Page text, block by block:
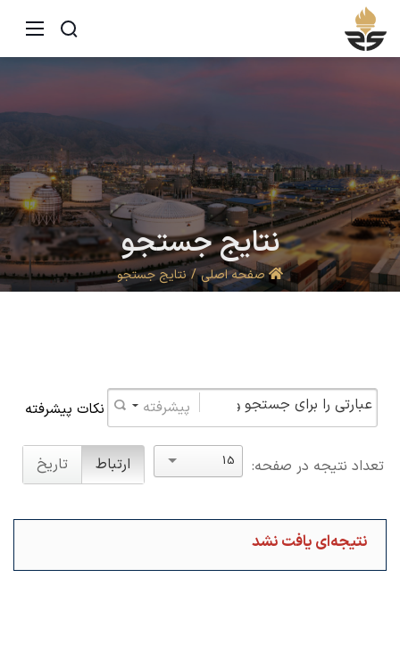
نتایججستجو
صفحه اصلی نتایج جستجو
نکات پیشرفته پیشرفته
ارتباط تاریخ تعداد نتیجه در صفحه: 15
نتیجه‌ای یافت نشد